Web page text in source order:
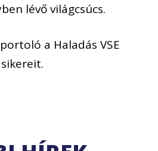
lévő világcsúcs.
a Haladás VSE